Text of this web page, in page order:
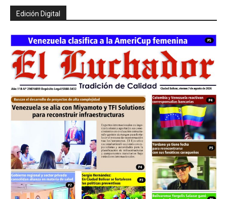
Edición Digital